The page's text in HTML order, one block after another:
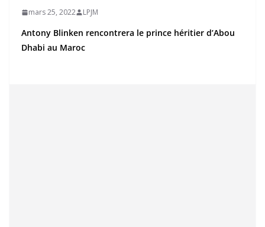
mars 25, 2022 LPJM
Antony Blinken rencontrera le prince héritier d’Abou
Dhabi au Maroc